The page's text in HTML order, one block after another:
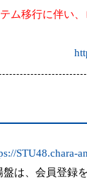
ム移行に伴い、
STU48.chara-
は、会員登録